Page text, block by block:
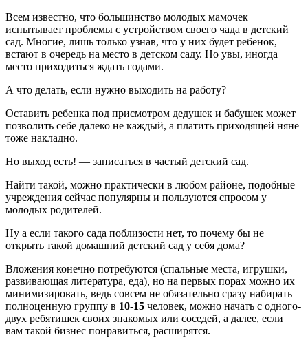
Всем известно, что большинство молодых мамочек
испытывает проблемы с устройством своего чада в детский
сад. Многие, лишь только узнав, что у них будет ребенок,
встают в очередь на место в детском саду. Но увы, иногда
место приходиться ждать годами.
А что делать, если нужно выходить на работу?
Оставить ребенка под присмотром дедушек и бабушек может
позволить себе далеко не каждый, а платить приходящей няне
тоже накладно.
Но выход есть! — записаться в частый детский сад.
Найти такой, можно практически в любом районе, подобные
учреждения сейчас популярны и пользуются спросом у
молодых родителей.
Ну а если такого сада поблизости нет, то почему бы не
открыть такой домашний детский сад у себя дома?
Вложения конечно потребуются (спальные места, игрушки,
развивающая литература, еда), но на первых порах можно их
минимизировать, ведь совсем не обязательно сразу набирать
полноценную группу в 10-15 человек, можно начать с одного-
двух ребятишек своих знакомых или соседей, а далее, если
вам такой бизнес понравиться, расширятся.